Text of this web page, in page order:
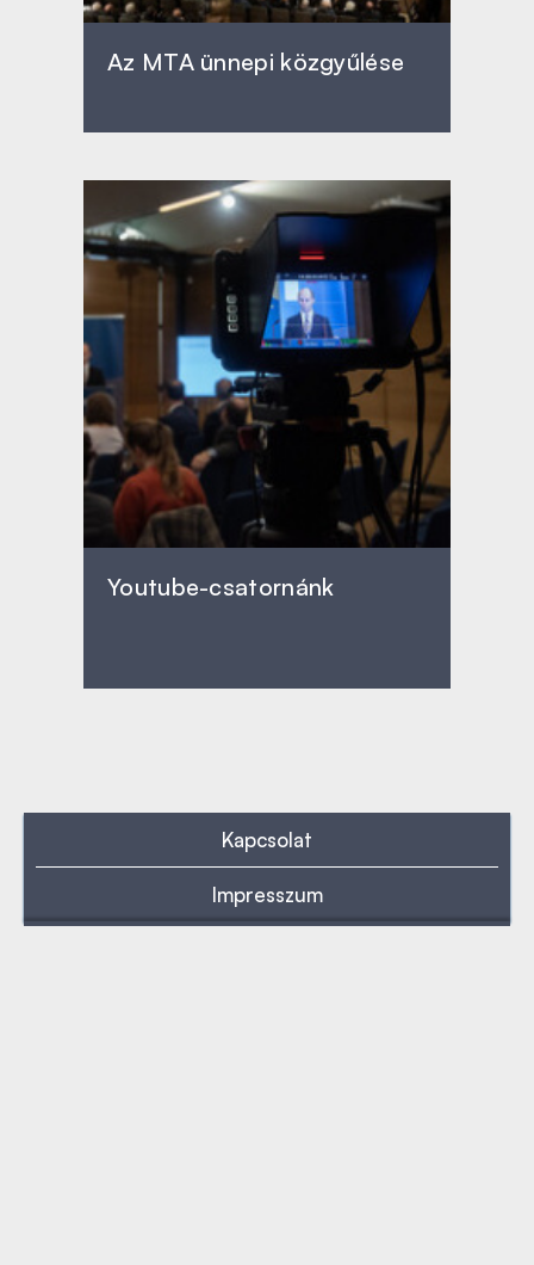
Az MTA ünnepi közgyűlése
Youtube-csatornánk
Kapcsolat
Impresszum